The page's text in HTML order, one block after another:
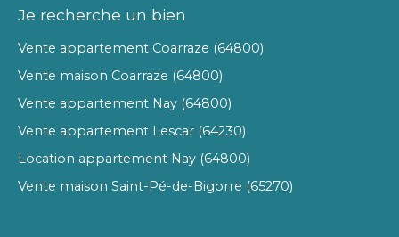
Je recherche un bien
Vente appartement Coarraze (64800)
Vente maison Coarraze (64800)
Vente appartement Nay (64800)
Vente appartement Lescar (64230)
Location appartement Nay (64800)
Vente maison Saint-Pé-de-Bigorre (65270)